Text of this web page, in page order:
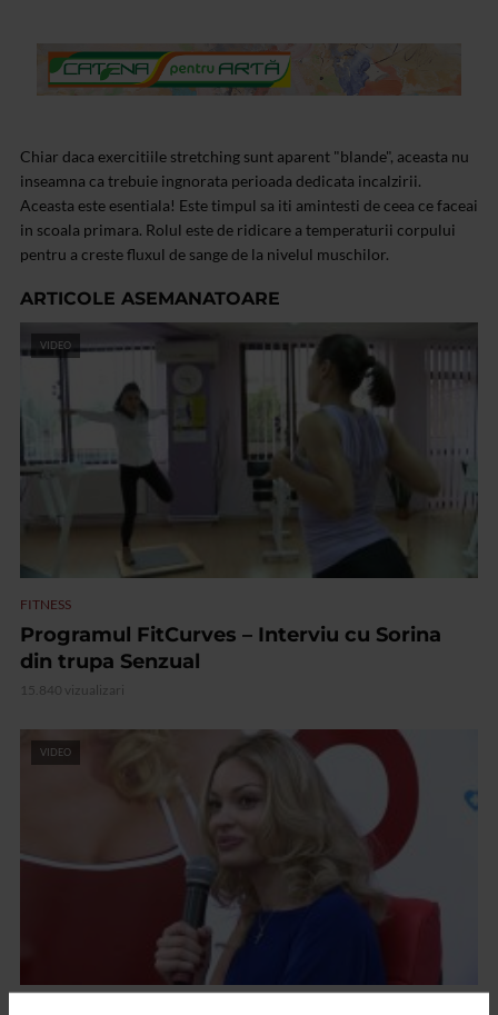
Chiar daca exercitiile stretching sunt aparent "blande", aceasta nu
inseamna ca trebuie ingnorata perioada dedicata incalzirii.
Aceasta este esentiala! Este timpul sa iti amintesti de ceea ce faceai
in scoala primara. Rolul este de ridicare a temperaturii corpului
pentru a creste fluxul de sange de la nivelul muschilor.
ARTICOLE ASEMANATOARE
VIDEO
FITNESS
Programul FitCurves – Interviu cu Sorina
din trupa Senzual
15.840 vizualizari
VIDEO